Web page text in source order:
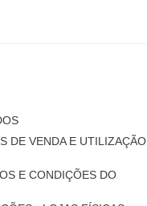
DE VENDA E UTILIZAÇÃO
E CONDIÇÕES DO